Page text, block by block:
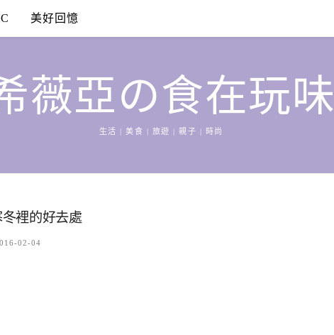
美好回憶
薇亞の食在玩味
生活 | 美食 | 旅遊 | 親子 | 時尚
裡的好去處
02-04